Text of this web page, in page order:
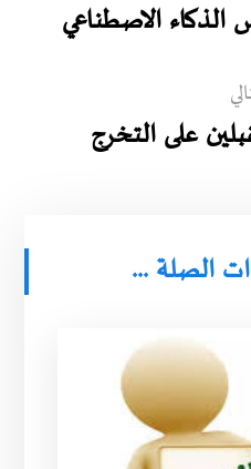
الذكاء الاصطناعي
على التخرج
الصلة ...